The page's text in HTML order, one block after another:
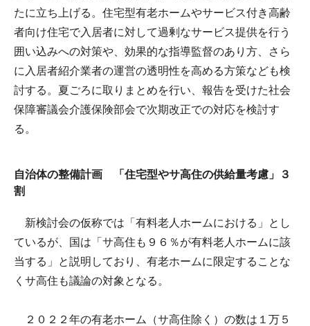
たに立ち上げる。住宅型有老ホームやサービス付き高齢
者向け住宅で入居者に対して過剰なサービス提供を行う
囲い込みへの対策や、効果的な指導監督のあり方、さら
に入居者紹介業者の運営の透明性を高める方策なども検
討する。夏ごろに取りまとめを行い、報告を受けた社会
保障審議会介護保険部会で次期改正での対応を検討す
る。
自治体の整備計画 「住宅型やサ高住の供給量考慮」３
割
新検討会の仮称では「有料老人ホームにおける」とし
ているが、国は「サ高住も９６％が有料老人ホームに該
当する」と説明しており、有老ホームに限定することな
くサ高住も議論の対象となる。
２０２２年の有老ホーム（サ高住除く）の数は１万５